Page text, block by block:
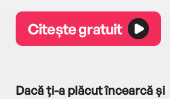
Citește gratuit
Dacă ți-a plăcut încearcă și